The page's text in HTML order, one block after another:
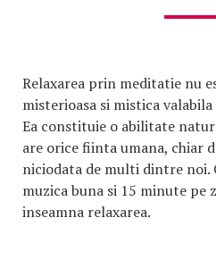
Relaxarea prin meditatie nu
misterioasa si mistica
Ea constituie o abilitate
are orice fiinta umana, chiar
niciodata de multi dintre noi.
muzica buna si 15 minute pe
inseamna relaxarea.